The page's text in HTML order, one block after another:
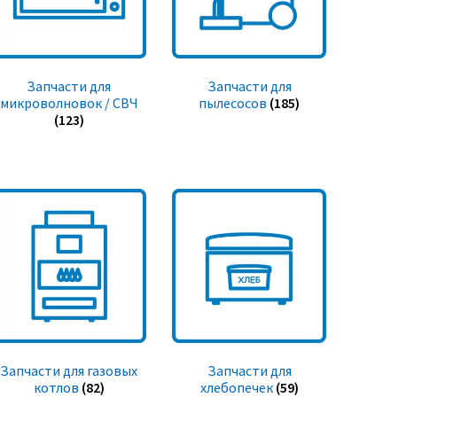
Запчасти для
микроволновок / СВЧ
(123)
Запчасти для
пылесосов (185)
Запчасти для газовых
котлов (82)
Запчасти для
хлебопечек (59)